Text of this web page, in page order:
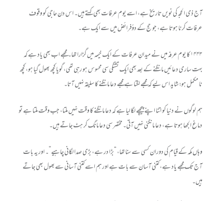
آج ذی الحجہ کی نویں تاریخ ہے، اسے یوم عرفات بھی کہتے ہیں۔ اس دن حاجی کو وقوف
عرفات کرنا ہوتا ہے، جو حج کے دوُفرائض میں سے ایک ہے۔
۱۴۴۳ کا یوم عرفہ میں نے میدانِ عرفات کے ایک خیمہ میں گزارا تھا۔ مجھے اب بھی یاد ہے کہ
بہت ساری دعائیں مانگنے کے بعد بھی ایک تشنگی سی محسوس ہو رہی تھی، گویا کچھ بھول گیا ہو، کچھ
نا مکمل ہو؛ شاید اس لیے کہ مجھے لگتا ہے مجھے دعا مانگنے کا سلیقہ نہیں آتا۔
ہم لوگوں نے دنیا کو اتنا اپنے پیچھے لگا لیا ہے کہ دعا مانگنے کا وقت نہیں ملتا، جب وقت ملتا ہے تو
دماغ الجھا ہوتا ہے، دعا مانگنی نہیں آتی۔ مختصر سی دعا مانگ کر ہٹ جاتے ہیں۔
وہاں مکہ کے قیام کی دوران کسی سے سنا تھا، “بڑا در ہے، بڑی صدا لگانی چاہیے”۔ اور یہ بات
آج تک مجھے یاد ہے، کتنی آسان سے بات ہے اور ہم اسے کتنی آسانی سے بھول بھی جاتے
ہیں۔